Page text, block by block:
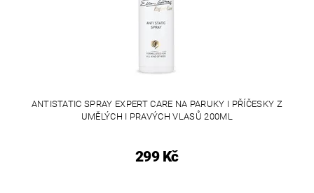
ANTISTATIC SPRAY EXPERT CARE NA PARUKY I PŘÍČESKY Z
UMĚLÝCH I PRAVÝCH VLASŮ 200ML
299 Kč